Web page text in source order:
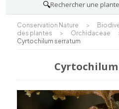
🔍Rechercher une
Conservation Nature >
des plantes
> Orchidaceae
Cyrtochilum serratum